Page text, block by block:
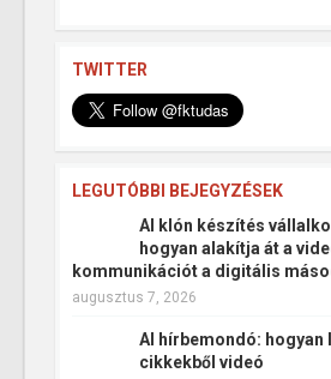
TWITTER
LEGUTÓBBI BEJEGYZÉSEK
AI klón készítés
hogyan alakítja át a
kommunikációt a digitális
augusztus 7, 2026
AI hírbemondó: hogyan
cikkekből videó